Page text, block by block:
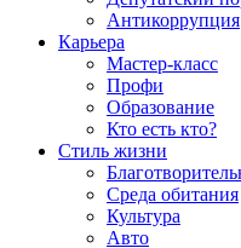
Антикоррупция
Карьера
Мастер-класс
Профи
Образование
Кто есть кто?
Стиль жизни
Среда обитания
Культура
Авто